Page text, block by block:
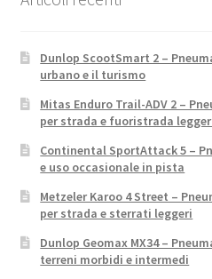
Dunlop ScootSmart 2 –
urbano e il turismo
Mitas Enduro Trail-ADV 2 –
per strada e fuoristrada
Continental SportAttack 5 –
e uso occasionale in pista
Metzeler Karoo 4 Street –
per strada e sterrati leggeri
Dunlop Geomax MX34 –
terreni morbidi e intermedi